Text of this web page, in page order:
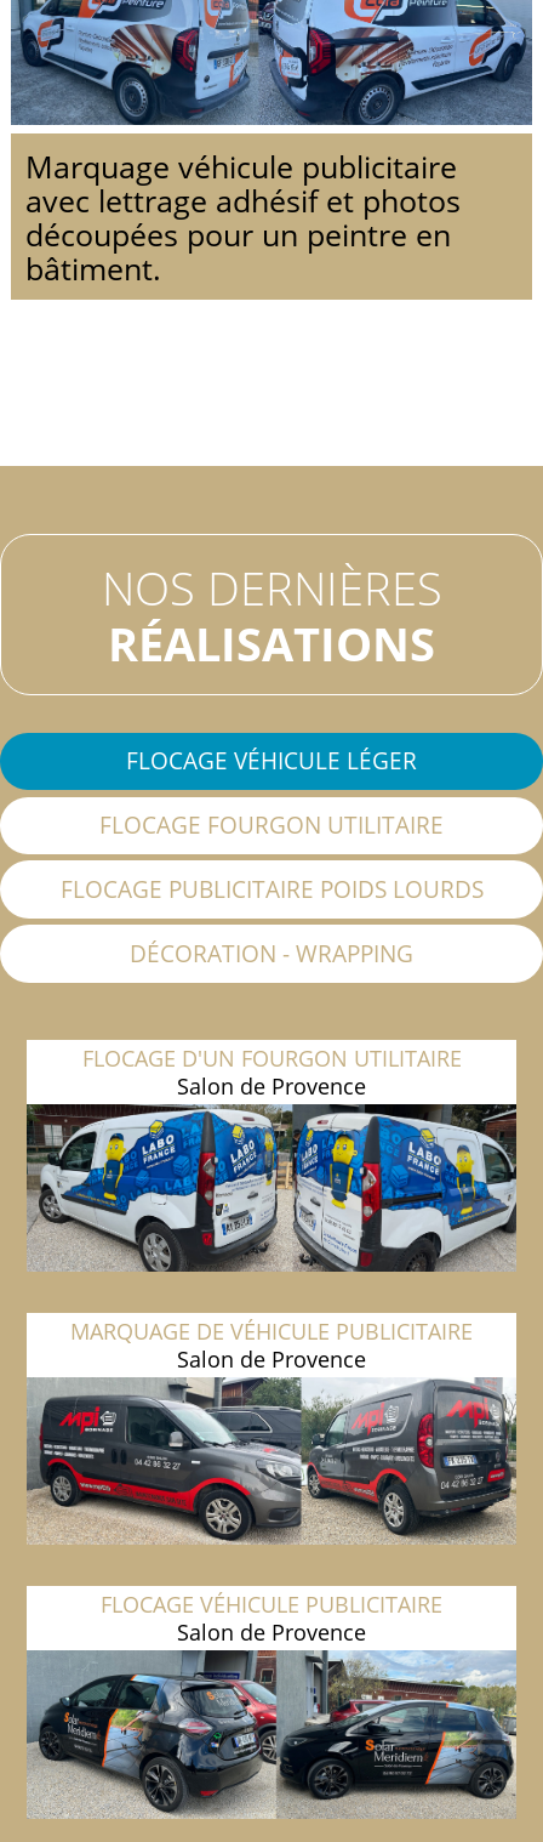
Marquage véhicule publicitaire
avec lettrage adhésif et photos
découpées pour un peintre en
bâtiment.
NOS DERNIÈRES
RÉALISATIONS
FLOCAGE VÉHICULE LÉGER
FLOCAGE FOURGON UTILITAIRE
FLOCAGE PUBLICITAIRE POIDS LOURDS
DÉCORATION - WRAPPING
FLOCAGE D'UN FOURGON UTILITAIRE
Salon de Provence
MARQUAGE DE VÉHICULE PUBLICITAIRE
Salon de Provence
FLOCAGE VÉHICULE PUBLICITAIRE
Salon de Provence